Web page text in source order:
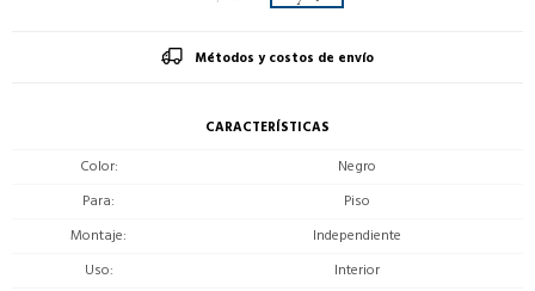
Métodos y costos de envío
CARACTERÍSTICAS
Color
Negro
Para
Piso
Montaje
Independiente
Uso
Interior